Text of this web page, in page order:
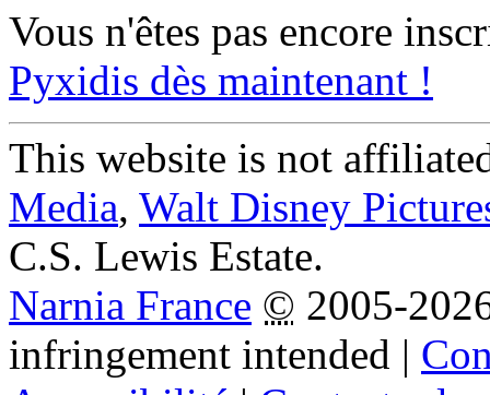
Vous n'êtes pas encore
Pyxidis dès maintenant !
This website is not
Media, Walt Disney
C.S. Lewis Estate.
Narnia France © 2005-
infringement intended |